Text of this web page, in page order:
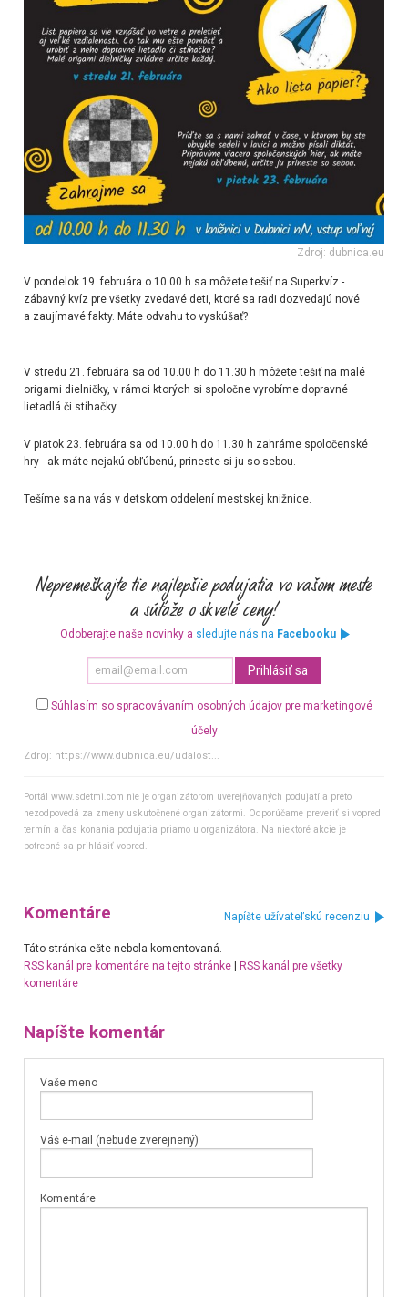
Zdroj: dubnica.eu
V pondelok 19. februára o 10.00 h sa môžete tešiť na Superkvíz-
zábavný kvíz pre všetky zvedavé deti, ktoré sa radi dozvedajú nové
a zaujímavé fakty. Máte odvahu to vyskúšať?
V stredu 21. februára sa od 10.00 h do 11.30 h môžete tešiť na malé
origami dielničky, v rámci ktorých si spoločne vyrobíme dopravné
lietadlá či stíhačky.
V piatok 23. februára sa od 10.00 h do 11.30 h zahráme spoločenské
hry- ak máte nejakú obľúbenú, prineste si ju so sebou.
Tešíme sa na vás v detskom oddelení mestskej knižnice.
Odoberajte naše novinky a sledujte nás na Facebooku
Súhlasím so spracovávaním osobných údajov pre marketingové
účely
Zdroj: https://www.dubnica.eu/udalost...
Portál www.sdetmi.com nie je organizátorom uverejňovaných podujatí a preto
nezodpovedá za zmeny uskutočnené organizátormi. Odporúčame preveriť si vopred
termín a čas konania podujatia priamo u organizátora. Na niektoré akcie je
potrebné sa prihlásiť vopred.
Komentáre Napíšte užívateľskú recenziu
Táto stránka ešte nebola komentovaná.
RSS kanál pre komentáre na tejto stránke|
RSS kanál pre všetky
komentáre
Napíšte komentár
Vaše meno
Váš e-mail (nebude zverejnený)
Komentáre